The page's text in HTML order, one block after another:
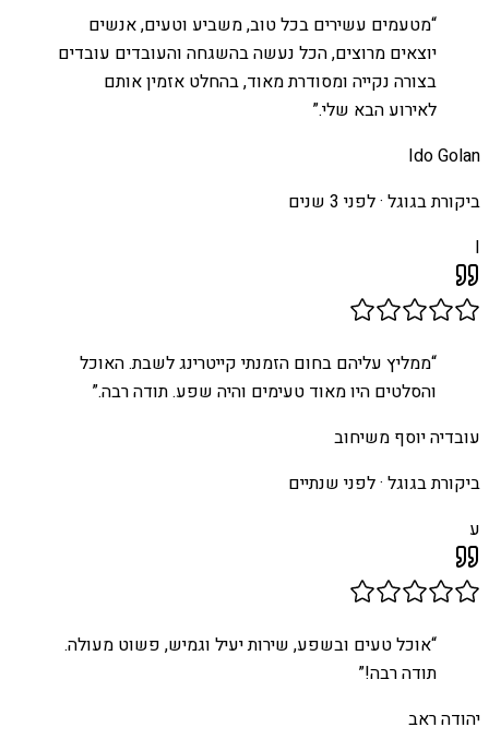
“מטעמים עשירים בכל טוב, משביע וטעים, אנשים
יוצאים מרוצים, הכל נעשה בהשגחה והעובדים עובדים
בצורה נקייה ומסודרת מאוד, בהחלט אזמין אותם
לאירוע הבא שלי.”
Ido Golan
ביקורת בגוגל ·לפני 3 שנים
I
“ממליץ עליהם בחום הזמנתי קייטרינג לשבת. האוכל
והסלטים היו מאוד טעימים והיה שפע. תודה רבה.”
עובדיה יוסף משיחוב
ביקורת בגוגל ·לפני שנתיים
ע
“אוכל טעים ובשפע, שירות יעיל וגמיש, פשוט מעולה.
תודה רבה!”
יהודה ראב